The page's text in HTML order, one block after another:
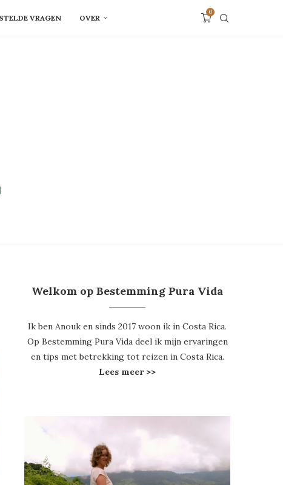
VRAGEN OVER
0
Welkom op Bestemming Pura Vida
Ik ben Anouk en sinds 2017 woon ik in Costa Rica.
Op Bestemming Pura Vida deel ik mijn ervaringen
en tips met betrekking tot reizen in Costa Rica.
Lees meer >>